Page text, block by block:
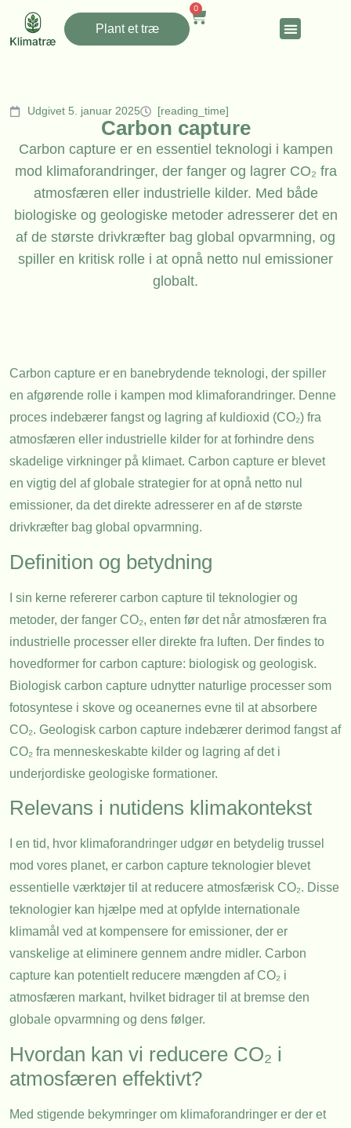
Plant et træ
0
Udgivet 5. januar 2025 [reading_time]
Carbon capture
Carbon capture er en essentiel teknologi i kampen
mod klimaforandringer, der fanger og lagrer CO₂ fra
atmosfæren eller industrielle kilder. Med både
biologiske og geologiske metoder adresserer det en
af de største drivkræfter bag global opvarmning, og
spiller en kritisk rolle i at opnå netto nul emissioner
globalt.
Carbon capture er en banebrydende teknologi, der spiller
en afgørende rolle i kampen mod klimaforandringer. Denne
proces indebærer fangst og lagring af kuldioxid (CO₂) fra
atmosfæren eller industrielle kilder for at forhindre dens
skadelige virkninger på klimaet. Carbon capture er blevet
en vigtig del af globale strategier for at opnå netto nul
emissioner, da det direkte adresserer en af de største
drivkræfter bag global opvarmning.
Definition og betydning
I sin kerne refererer carbon capture til teknologier og
metoder, der fanger CO₂, enten før det når atmosfæren fra
industrielle processer eller direkte fra luften. Der findes to
hovedformer for carbon capture: biologisk og geologisk.
Biologisk carbon capture udnytter naturlige processer som
fotosyntese i skove og oceanernes evne til at absorbere
CO₂. Geologisk carbon capture indebærer derimod fangst af
CO₂ fra menneskeskabte kilder og lagring af det i
underjordiske geologiske formationer.
Relevans i nutidens klimakontekst
I en tid, hvor klimaforandringer udgør en betydelig trussel
mod vores planet, er carbon capture teknologier blevet
essentielle værktøjer til at reducere atmosfærisk CO₂. Disse
teknologier kan hjælpe med at opfylde internationale
klimamål ved at kompensere for emissioner, der er
vanskelige at eliminere gennem andre midler. Carbon
capture kan potentielt reducere mængden af CO₂ i
atmosfæren markant, hvilket bidrager til at bremse den
globale opvarmning og dens følger.
Hvordan kan vi reducere CO₂ i
atmosfæren effektivt?
Med stigende bekymringer om klimaforandringer er der et